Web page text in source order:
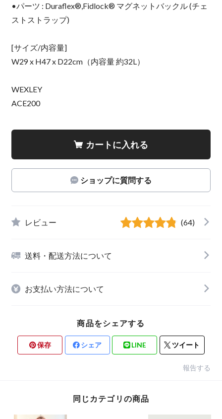
•パーツ : Duraflex®,Fidlock® マグネットバックル (チェ
ストストラップ)
[サイズ/内容量]
W29 x H47 x D22cm（内容量 約32L）
WEXLEY
ACE200
カートに入れる
ショップに質問する
レビュー (64)
送料・配送方法について
お支払い方法について
商品をシェアする
保存 シェア LINE ツイート
報告する
同じカテゴリの商品